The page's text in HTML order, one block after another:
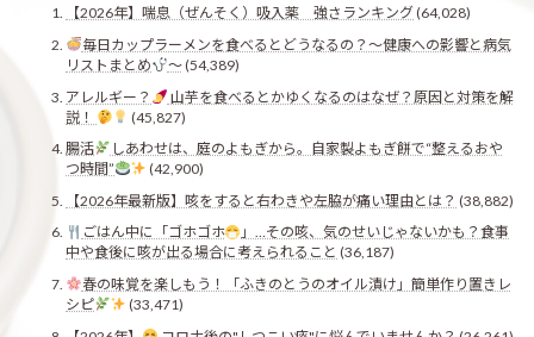
【2026年】喘息（ぜんそく）吸入薬 強さランキング(64,028)
毎日カップラーメンを食べるとどうなるの？〜健康への影響と病気
リストまとめ
〜(54,389)
アレルギー？
山芋を食べるとかゆくなるのはなぜ？原因と対策を解
説！
(45,827)
腸活
しあわせは、庭のよもぎから。自家製よもぎ餅で“整えるおや
つ時間”
(42,900)
【2026年最新版】咳をすると右わきや左脇が痛い理由とは？ (38,882)
ごはん中に「ゴホゴホ
」…その咳、気のせいじゃないかも？食事
中や食後に咳が出る場合に考えられること (36,187)
春の味覚を楽しもう！「ふきのとうのオイル漬け」簡単作り置きレ
シピ
(33,471)